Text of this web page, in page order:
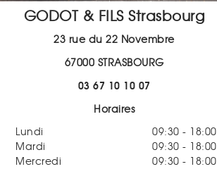
GODOT & FILS Strasbourg
23 rue du 22 Novembre
67000 STRASBOURG
03 67 10 10 07
Horaires
Lundi
09:30 - 18:00
Mardi
09:30 - 18:00
Mercredi
09:30 - 18:00